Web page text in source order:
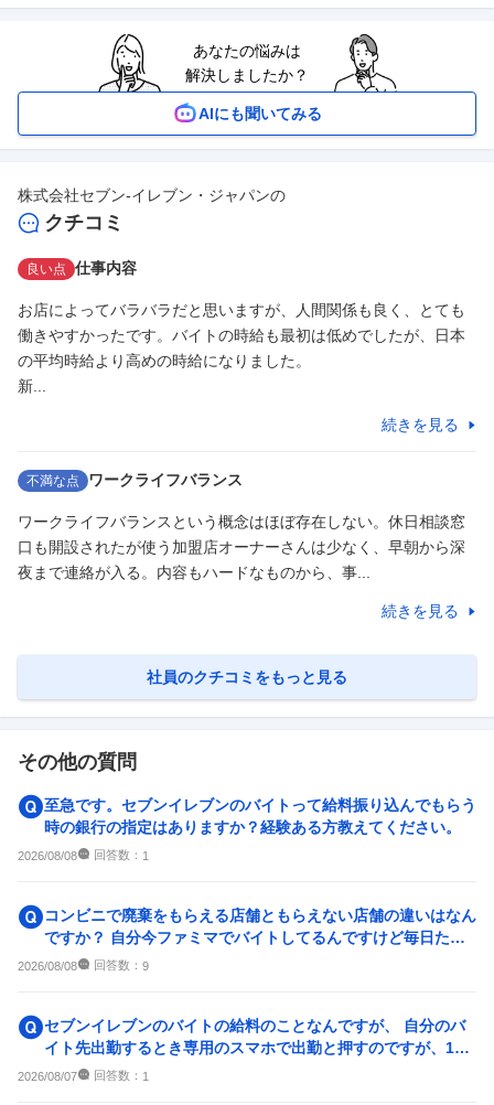
あなたの悩みは
解決しましたか？
AIにも聞いてみる
株式会社セブン-イレブン・ジャパンの
クチコミ
良い点 仕事内容
お店によってバラバラだと思いますが、人間関係も良く、とても
働きやすかったです。バイトの時給も最初は低めでしたが、日本
の平均時給より高めの時給になりました。
新...
続きを見る
不満な点 ワークライフバランス
ワークライフバランスという概念はほぼ存在しない。休日相談窓
口も開設されたが使う加盟店オーナーさんは少なく、早朝から深
夜まで連絡が入る。内容もハードなものから、事...
続きを見る
社員のクチコミをもっと見る
その他の質問
至急です。セブンイレブンのバイトって給料振り込んでもらう
時の銀行の指定はありますか？経験ある方教えてください。
2026/08/08 回答数： 1
コンビニで廃棄をもらえる店舗ともらえない店舗の違いはなん
ですか？ 自分今ファミマでバイトしてるんですけど毎日たく
さんもらえます！ ...
2026/08/08 回答数： 9
セブンイレブンのバイトの給料のことなんですが、 自分のバ
イト先出勤するとき専用のスマホで出勤と押すのですが、14
時から出勤で13時57...
2026/08/07 回答数： 1